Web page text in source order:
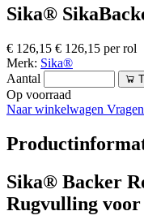
Sika®
€ 126,15 € 126,15 per rol
Merk: Sika®
Aantal
Op voorraad
Naar winkelwagen
Sika® Backer
Rugvulling